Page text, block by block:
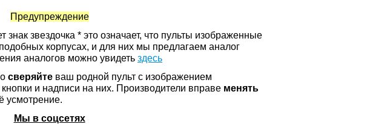
Предупреждение
знак звездочка * это означает, что пульты изображенные
корпусах, и для них мы предлагаем аналог
аналогов можно увидеть здесь
сверяйте ваш родной пульт с изображением
и надписи на них. Производители вправе менять
усмотрение.
Мы в соцсетях